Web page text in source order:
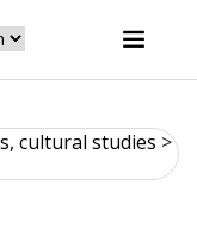
cultural studies >